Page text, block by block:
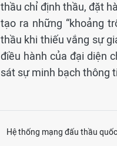
thầu chỉ định thầu, đặt
tạo ra những “khoảng
thầu khi thiếu vắng sự
điều hành của đại diện
sát sự minh bạch thông
Hệ thống mạng đấu thầu